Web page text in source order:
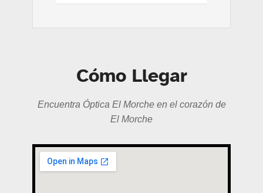
Cómo Llegar
Encuentra Óptica El Morche en el corazón de
El Morche